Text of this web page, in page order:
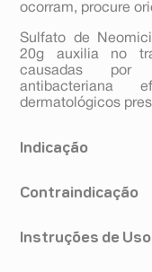
ocorram, procure
Sulfato de
20g auxilia no
causadas por
antibacteriana
dermatológicos
Indicação
profilaxia das
Contraindicação
histórico de
Instruções de Uso